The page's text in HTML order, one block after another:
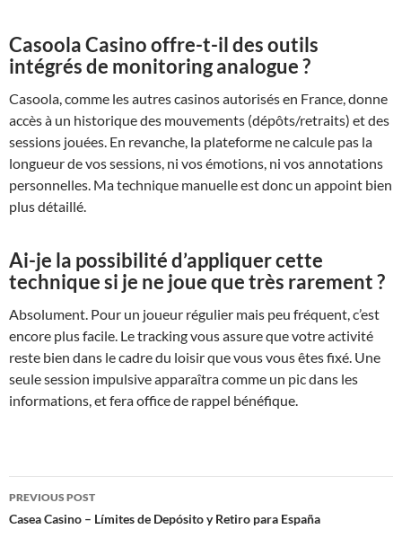
Casoola Casino offre-t-il des outils
intégrés de monitoring analogue ?
Casoola, comme les autres casinos autorisés en France, donne
accès à un historique des mouvements (dépôts/retraits) et des
sessions jouées. En revanche, la plateforme ne calcule pas la
longueur de vos sessions, ni vos émotions, ni vos annotations
personnelles. Ma technique manuelle est donc un appoint bien
plus détaillé.
Ai-je la possibilité d’appliquer cette
technique si je ne joue que très rarement ?
Absolument. Pour un joueur régulier mais peu fréquent, c’est
encore plus facile. Le tracking vous assure que votre activité
reste bien dans le cadre du loisir que vous vous êtes fixé. Une
seule session impulsive apparaîtra comme un pic dans les
informations, et fera office de rappel bénéfique.
Post
navigation
PREVIOUS POST
Casea Casino – Límites de Depósito y Retiro para España